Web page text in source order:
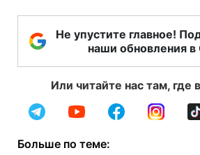
Не упустите главное!
наши обновления в
Или читайте нас там, где
Больше по теме: